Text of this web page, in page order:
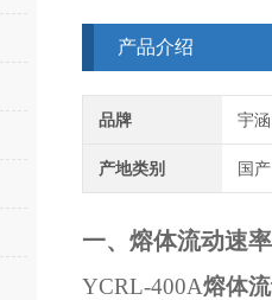
产品介绍
品牌 宇涵
产地类别 国产
一、熔体流动速
YCRL-400A熔体